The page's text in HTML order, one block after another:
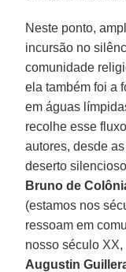
Neste ponto,
incursão no
comunidade
ela também foi a
em águas
recolhe esse
autores, desde
deserto
Bruno de
(estamos nos
ressoam em
nosso século
Augustin